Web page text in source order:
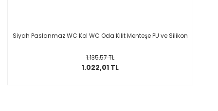
Siyah Paslanmaz WC Kol WC Oda Kilit Menteşe PU ve Silikon
1.135,57 TL
1.022,01 TL